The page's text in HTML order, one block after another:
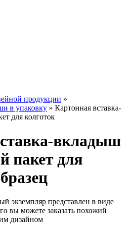
продукции »
в упаковку » Картонная вставка-
для колготок
вкладыш
пакет для
экземпляр представлен в виде
вы можете заказать похожий
дизайном